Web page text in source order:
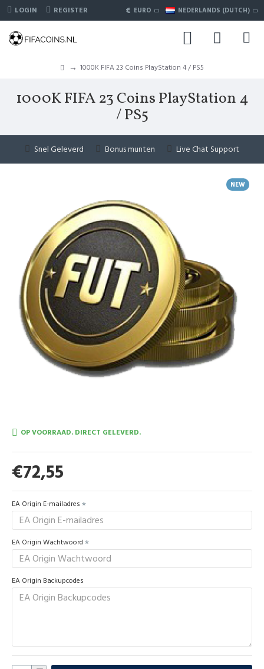
LOGIN REGISTER € EURO NEDERLANDS (DUTCH)
1000K FIFA 23 Coins PlayStation 4 / PS5
1000K FIFA 23 Coins PlayStation 4
/ PS5
Snel Geleverd Bonus munten Live Chat Support
NEW
€72,55
OP VOORRAAD. DIRECT GELEVERD.
EA Origin E-mailadres
EA Origin Wachtwoord
EA Origin Backupcodes